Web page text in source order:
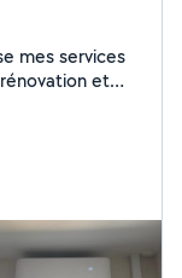
mes services
et
je
les dépannage